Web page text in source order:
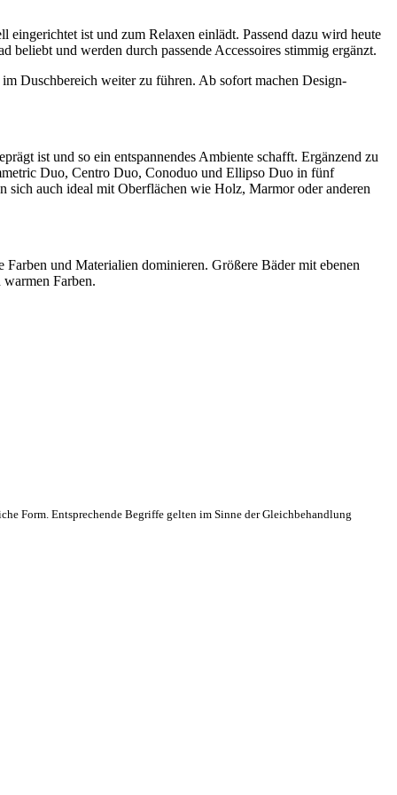
ist und zum Relaxen einlädt. Passend dazu wird heute
und werden durch passende Accessoires stimmig ergänzt.
Duschbereich weiter zu führen. Ab sofort machen Design-
ist und so ein entspannendes Ambiente schafft. Ergänzend zu
Duo, Centro Duo, Conoduo und Ellipso Duo in fünf
sich auch ideal mit Oberflächen wie Holz, Marmor oder anderen
und Materialien dominieren. Größere Bäder mit ebenen
Farben.
Form. Entsprechende Begriffe gelten im Sinne der Gleichbehandlung